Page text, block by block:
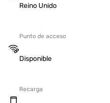
Reino Unido
Punto de acceso
Disponible
Recarga